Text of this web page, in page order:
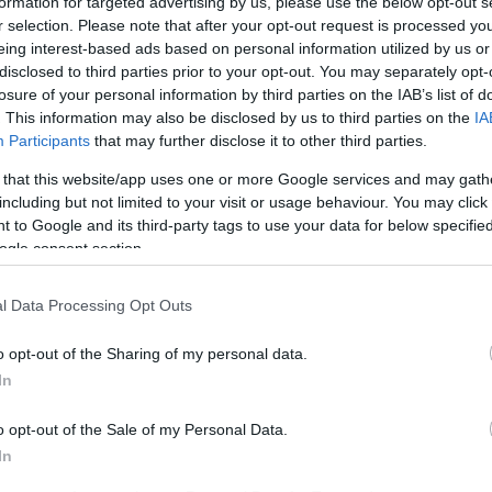
selection. Please note that after your opt-out request is processed
interest-based ads based on personal information utilized by us
to third parties prior to your opt-out. You may separately
of your personal information by third parties on the IAB’s list of
This information may also be disclosed by us to third parties on the
Participants that may further disclose it to other third parties.
that this website/app uses one or more Google services and may
but not limited to your visit or usage behaviour. You may
to Google and its third-party tags to use your data for below
consent section.
Data Processing Opt Outs
opt-out of the Sharing of my personal data.
opt-out of the Sale of my Personal Data.
Rizs és krumpli helyett: ezt esszük a
reformkonyhában
Az egészséges táplálkozási trenddel megszűnt a burgonya, a rizs
és a tészta egyeduralma az étkezésben. Megjelentek korábban
nem ismert termények is az üzletekben és a konyhákban. Melyek
is ezek? Az…